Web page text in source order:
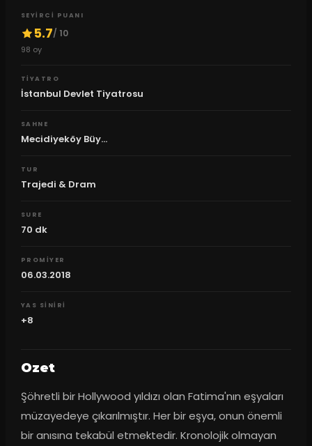
SEYIRCI PUANI
5.7/ 10
98 oy
TIYATRO
İstanbul Devlet Tiyatrosu
SAHNE
Mecidiyeköy Büy...
TUR
Trajedi & Dram
SURE
70 dk
PROMIYER
06.03.2018
YAS SINIRI
+8
Ozet
Şöhretli bir Hollywood yıldızı olan Fatima'nın eşyaları
müzayedeye çıkarılmıştır. Her bir eşya, onun önemli
bir anısına tekabül etmektedir. Kronolojik olmayan